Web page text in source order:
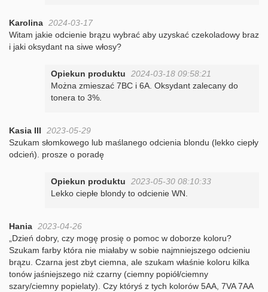
Karolina 2024-03-17
Witam jakie odcienie brązu wybrać aby uzyskać czekoladowy braz
i jaki oksydant na siwe włosy?
Opiekun produktu
2024-03-18 09:58:21
Można zmieszać 7BC i 6A. Oksydant zalecany do
tonera to 3%.
Kasia III
2023-05-29
Szukam słomkowego lub maślanego odcienia blondu (lekko ciepły
odcień). prosze o poradę
Opiekun produktu
2023-05-30 08:10:33
Lekko ciepłe blondy to odcienie WN.
Hania 2023-04-26
„Dzień dobry, czy mogę prosię o pomoc w doborze koloru?
Szukam farby która nie miałaby w sobie najmniejszego odcieniu
brązu. Czarna jest zbyt ciemna, ale szukam właśnie koloru kilka
tonów jaśniejszego niż czarny (ciemny popiół/ciemny
szary/ciemny popielaty). Czy któryś z tych kolorów 5AA, 7VA 7AA